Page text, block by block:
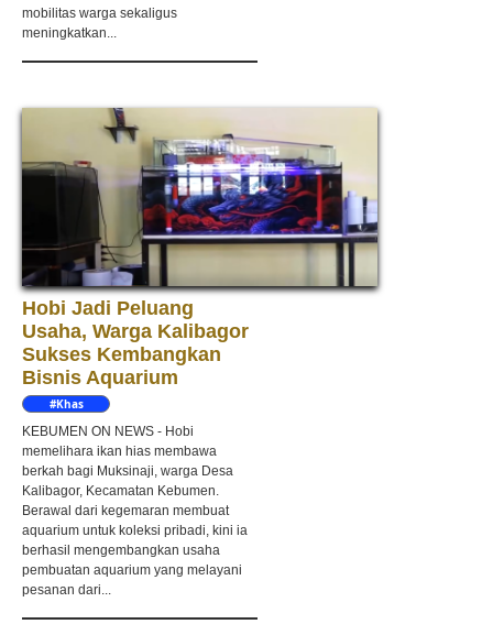
mobilitas warga sekaligus
meningkatkan...
Hobi Jadi Peluang
Usaha, Warga Kalibagor
Sukses Kembangkan
Bisnis Aquarium
#Khas
KEBUMEN ON NEWS - Hobi
memelihara ikan hias membawa
berkah bagi Muksinaji, warga Desa
Kalibagor, Kecamatan Kebumen.
Berawal dari kegemaran membuat
aquarium untuk koleksi pribadi, kini ia
berhasil mengembangkan usaha
pembuatan aquarium yang melayani
pesanan dari...